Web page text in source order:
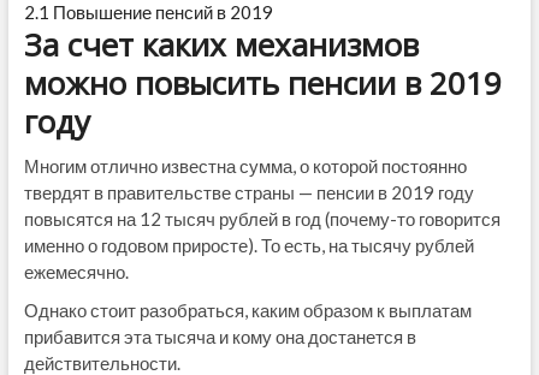
2.1 Повышение пенсий в 2019
За счет каких механизмов
можно повысить пенсии в 2019
году
Многим отлично известна сумма, о которой постоянно
твердят в правительстве страны — пенсии в 2019 году
повысятся на 12 тысяч рублей в год (почему-то говорится
именно о годовом приросте). То есть, на тысячу рублей
ежемесячно.
Однако стоит разобраться, каким образом к выплатам
прибавится эта тысяча и кому она достанется в
действительности.